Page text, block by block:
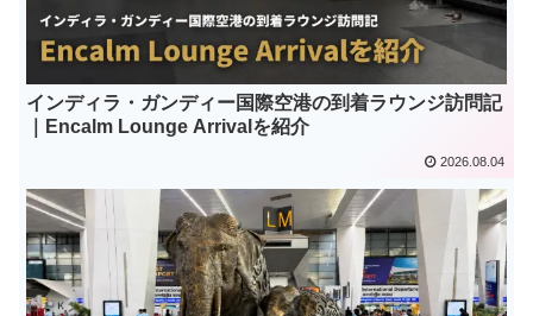
インディラ・ガンディー国際空港の到着ラウンジ訪問記
｜Encalm Lounge Arrivalを紹介
2026.08.04